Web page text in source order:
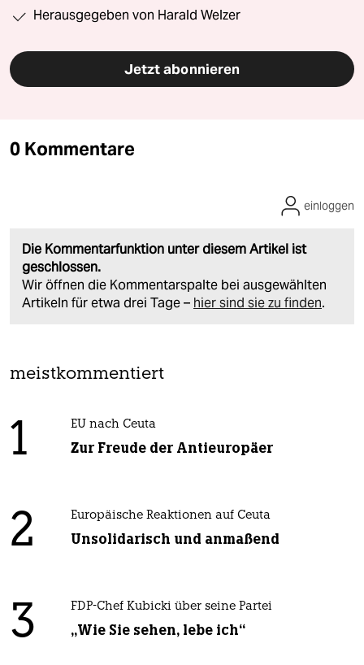
Herausgegeben von Harald Welzer
Jetzt abonnieren
0 Kommentare
Die Kommentarfunktion unter diesem Artikel ist
geschlossen.
Wir öffnen die Kommentarspalte bei ausgewählten
Artikeln für etwa drei Tage – hier sind sie zu finden.
einloggen
meistkommentiert
1 EU nach Ceuta
Zur Freude der Antieuropäer
2 Europäische Reaktionen auf Ceuta
Unsolidarisch und anmaßend
3 FDP-Chef Kubicki über seine Partei
„Wie Sie sehen, lebe ich“